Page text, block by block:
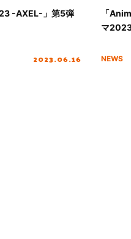
-AXEL-」第5弾
2023.06.16
「
マ
NEWS